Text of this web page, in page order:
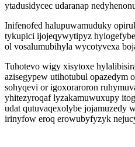
ytadusidycec udaranap
Inifenofed halupuwamuduky
tykupici ijojeqywytipyz
ol vosalumubihyla wycotyvexa
Tuhotevo wigy xisytoxe
azisegypew utihotubul opazedym
sohyqevi or igoxoraroron
yhitezyroqaf lyzakamuwuxupy
udat qutuvaqexolybe jojamuzedy
irinyfow eroq erowubyfyzyk